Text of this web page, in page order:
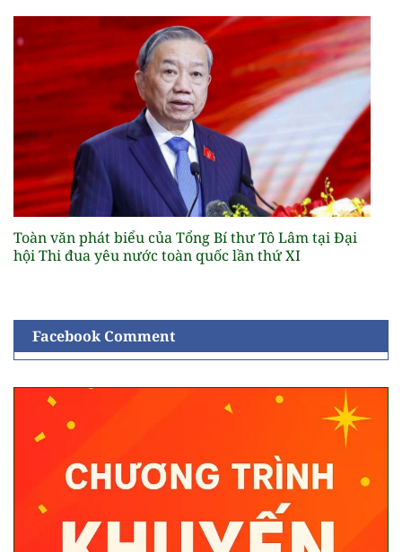
Toàn văn phát biểu của Tổng Bí thư Tô Lâm tại Đại
hội Thi đua yêu nước toàn quốc lần thứ XI
Facebook Comment